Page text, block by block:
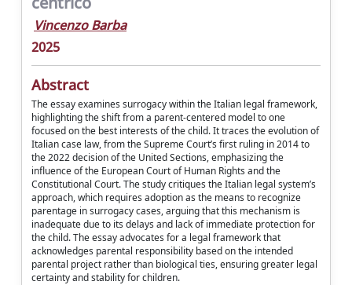
Vincenzo Barba
2025
Abstract
The essay examines surrogacy within the Italian legal framework,
highlighting the shift from a parent-centered model to one
focused on the best interests of the child. It traces the evolution of
Italian case law, from the Supreme Court’s first ruling in 2014 to
the 2022 decision of the United Sections, emphasizing the
influence of the European Court of Human Rights and the
Constitutional Court. The study critiques the Italian legal system’s
approach, which requires adoption as the means to recognize
parentage in surrogacy cases, arguing that this mechanism is
inadequate due to its delays and lack of immediate protection for
the child. The essay advocates for a legal framework that
acknowledges parental responsibility based on the intended
parental project rather than biological ties, ensuring greater legal
certainty and stability for children.